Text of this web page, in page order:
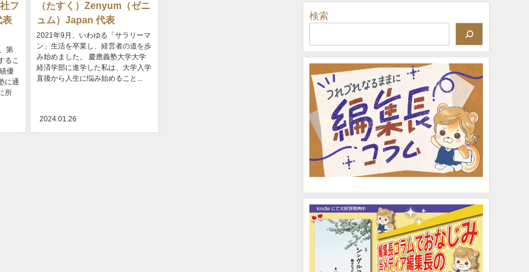
フ
表
第
るこ
優
に通
所
（たすく）Zenyum（ゼニ
ュム）Japan 代表
2021年9月、いわゆる「サラリーマ
ン」生活を卒業し、経営者の道を歩
み始めました。 慶應義塾大学大学
経済学部に進学した私は、大学入学
直後から人生に悩み始めること...
2024.01.26
検索